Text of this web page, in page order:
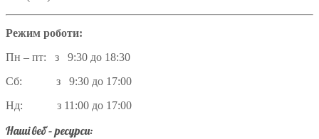
Режим роботи:
Пн – пт: з 9:30 до 18:30
Сб: з 9:30 до 17:00
Нд: з 11:00 до 17:00
Наші веб – ресурси: